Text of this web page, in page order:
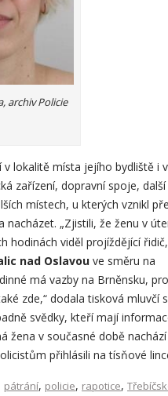
archiv Policie
v lokalitě místa jejího bydliště i
zařízení, dopravní spoje,
místech, u kterých vznikl
nacházet. „Zjistili, že ženu v
hodinách viděl projíždějící
nad Oslavou ve směru na
má vazby na Brněnsku,
zde,“ dodala tisková mluvčí
svědky, kteří mají
žena v současné době
přihlásili na tísňové
pátrání, policie, rapotice,